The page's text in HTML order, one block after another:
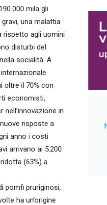
mila gli
una malattia
rispetto agli uomini
disturbi del
socialità. A
oltre il 70% con
economisti,
nell’innovazione in
risposte a
anno i costi
arrivano ai 5.200
(63%) a
pomfi pruriginosi,
ha un’origine